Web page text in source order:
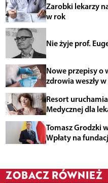
Zarobki lekarzy
w rok
Nie żyje prof.
Nowe przepisy o
zdrowia weszły w
Resort
Medycznej dla
Tomasz Grodzki
Wpłaty na
ZOBACZ RÓWNIEŻ